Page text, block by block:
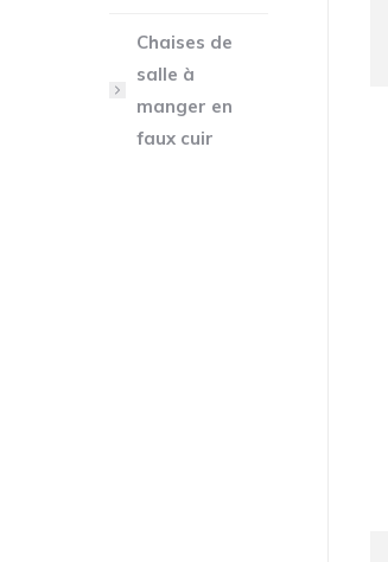
Chaises de
salle à
manger en
faux cuir